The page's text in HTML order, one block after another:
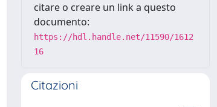
citare o creare un link a questo
documento:
https://hdl.handle.net/11590/1612
16
Citazioni